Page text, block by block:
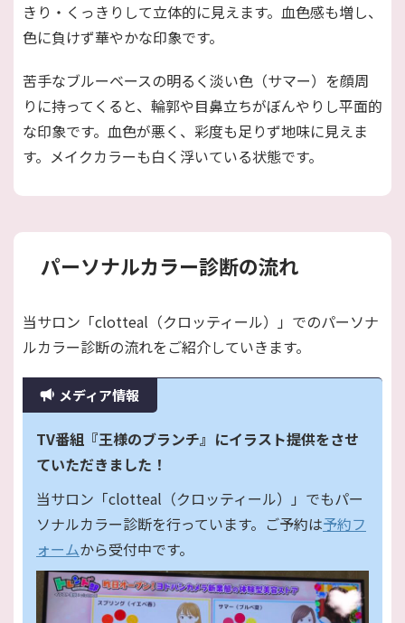
きり・くっきりして立体的に見えます。血色感も増し、
色に負けず華やかな印象です。
苦手なブルーベースの明るく淡い色（サマー）を顔周
りに持ってくると、輪郭や目鼻立ちがぼんやりし平面的
な印象です。血色が悪く、彩度も足りず地味に見えま
す。メイクカラーも白く浮いている状態です。
パーソナルカラー診断の流れ
当サロン「clotteal（クロッティール）」でのパーソナ
ルカラー診断の流れをご紹介していきます。
メディア情報
TV番組『王様のブランチ』にイラスト提供をさせ
ていただきました！
当サロン「clotteal（クロッティール）」でもパー
ソナルカラー診断を行っています。ご予約は予約フ
ォームから受付中です。